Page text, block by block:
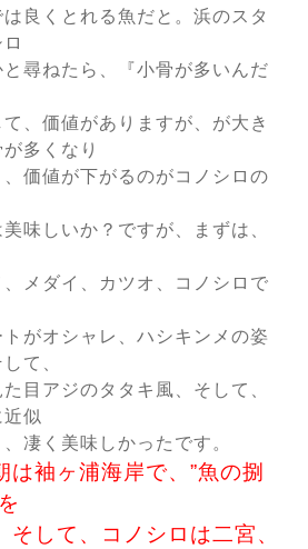
良くとれる魚だと。浜のスタ
尋ねたら、『小骨が多いんだ
、価値がありますが、が大き
多くなり
価値が下がるのがコノシロの
味しいか？ですが、まずは、
メダイ、カツオ、コノシロで
がオシャレ、ハシキンメの姿
て、
目アジのタタキ風、そして、
似
凄く美味しかったです。
袖ヶ浦海岸で、”魚の捌
そして、コノシロは二宮、